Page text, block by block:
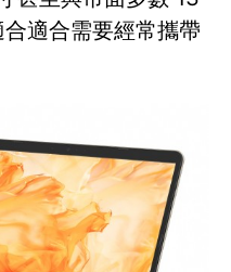
適合需要經常攜帶